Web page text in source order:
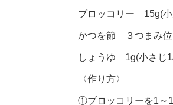
ブロッコリー 15g(小
かつを節 ３つまみ位
しょうゆ 1g(小さじ
〈作り方〉
①ブロッコリーを1～